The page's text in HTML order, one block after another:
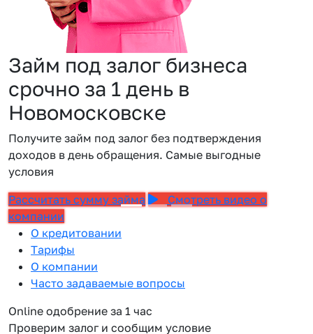
Займ под залог бизнеса
срочно за 1 день в
Новомосковске
Получите займ под залог без подтверждения
доходов в день обращения. Самые выгодные
условия
Рассчитать сумму займа
Смотреть видео о
компании
О кредитовании
Тарифы
О компании
Часто задаваемые вопросы
Online одобрение за 1 час
Проверим залог и сообщим условие